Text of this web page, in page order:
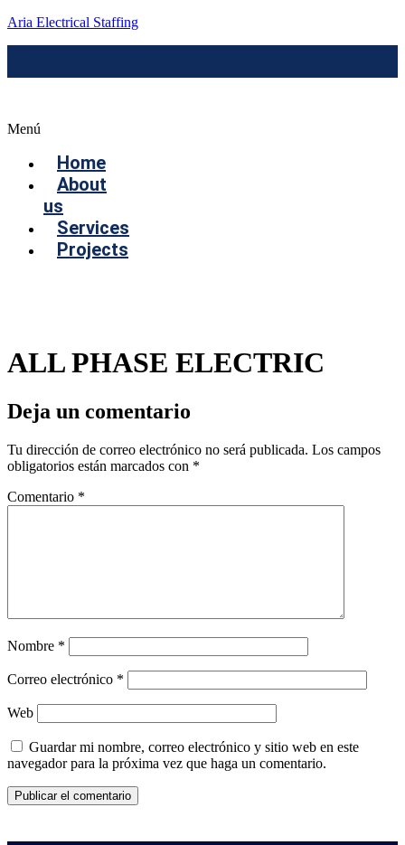
Aria Electrical Staffing
Menú
Home
About
us
Services
Projects
ALL PHASE ELECTRIC
Deja un comentario
Tu dirección de correo electrónico no será publicada. Los campos
obligatorios están marcados con *
Comentario *
Nombre *
Correo electrónico *
Web
Guardar mi nombre, correo electrónico y sitio web en este
navegador para la próxima vez que haga un comentario.